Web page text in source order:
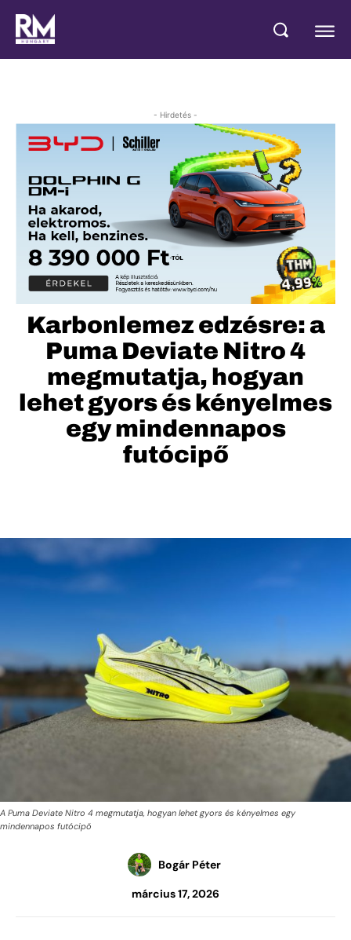
- Hirdetés -
Karbonlemez edzésre: a
Puma Deviate Nitro 4
megmutatja, hogyan
lehet gyors és kényelmes
egy mindennapos
futócipő
A Puma Deviate Nitro 4 megmutatja, hogyan lehet gyors és kényelmes egy
mindennapos futócipő
Bogár Péter
március 17, 2026